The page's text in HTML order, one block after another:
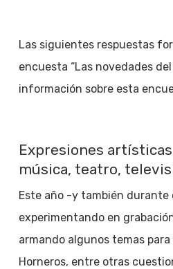
Las siguientes respuestas
encuesta “Las novedades
información sobre esta
Expresiones
música, teatro,
Este año -y también
experimentando en
armando algunos temas
Horneros, entre otras